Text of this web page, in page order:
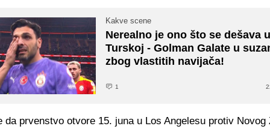
Kakve scene
Nerealno je ono što se dešava
Turskoj - Golman Galate u
zbog vlastitih navijača!
1
da prvenstvo otvore 15. juna u Los Angelesu protiv Novog